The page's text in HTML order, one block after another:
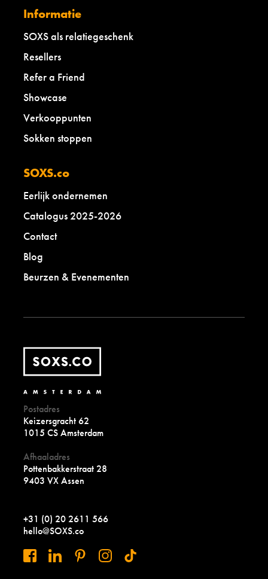
Informatie
SOXS als relatiegeschenk
Resellers
Refer a Friend
Showcase
Verkooppunten
Sokken stoppen
SOXS.co
Eerlijk ondernemen
Catalogus 2025-2026
Contact
Blog
Beurzen & Evenementen
Postadres
Keizersgracht 62
1015 CS Amsterdam
Afhaaladres
Pottenbakkerstraat 28
9403 VX Assen
+31 (0) 20 2611 566
hello@SOXS.co